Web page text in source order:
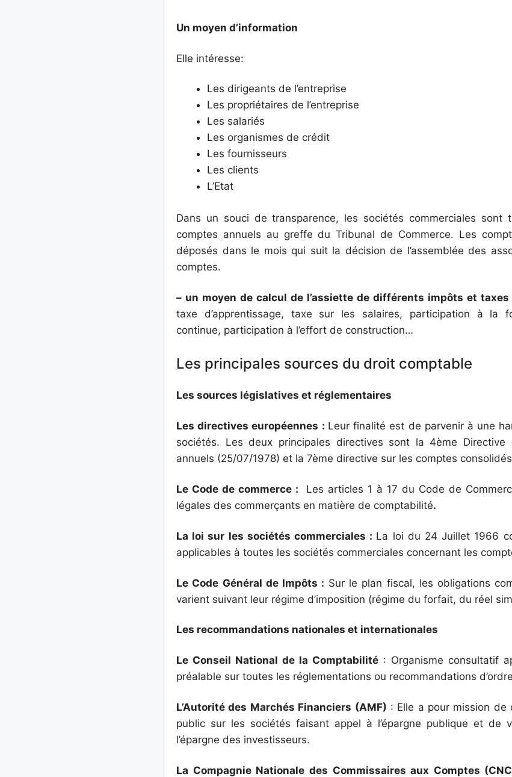
Un moyen d’information
Elle intéresse:
Les dirigeants de l’entreprise
Les propriétaires de l’entreprise
Les salariés
Les organismes de crédit
Les fournisseurs
Les clients
L’Etat
Dans un souci de transparence, les sociétés commerciales sont
comptes annuels au greffe du Tribunal de Commerce. Les
déposés dans le mois qui suit la décision de l’assemblée des
comptes.
– un moyen de calcul de l’assiette de différents impôts et taxes
taxe d’apprentissage, taxe sur les salaires, participation à la
continue, participation à l’effort de construction…
Les principales sources du droit comptable
Les sources législatives et réglementaires
Les directiveseuropéennes : Leur finalité est de parvenir à une
sociétés. Les deux principales directives sont la 4ème Directive
annuels (25/07/1978) et la 7ème directive sur les comptes
Le Code de commerce :
Les articles 1 à 17 du Code de
légales des commerçants en matière de comptabilité.
La loi sur les sociétés commerciales : La loi du 24 Juillet 1966
applicables à toutes les sociétés commerciales concernant les
Le Code Général de Impôts : Sur le plan fiscal, les obligations
varient suivant leur régime d’imposition (régime du forfait, du réel
Les recommandations nationales et internationales
Le Conseil National de la Comptabilité : Organisme consultatif
préalable sur toutes les réglementations ou recommandations
L’Autorité des Marchés Financiers (AMF) : Elle a pour mission de
public sur les sociétés faisant appel à l’épargne publique et de
l’épargne des investisseurs.
La Compagnie Nationale des Commissaires aux Comptes